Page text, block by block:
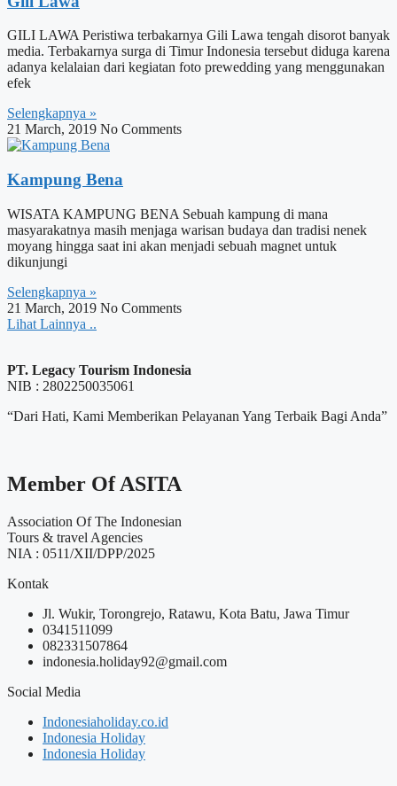
GILI LAWA Peristiwa terbakarnya Gili Lawa tengah disorot banyak
media. Terbakarnya surga di Timur Indonesia tersebut diduga karena
adanya kelalaian dari kegiatan foto prewedding yang menggunakan
efek
Selengkapnya »
21 March, 2019 No Comments
Kampung Bena
WISATA KAMPUNG BENA Sebuah kampung di mana
masyarakatnya masih menjaga warisan budaya dan tradisi nenek
moyang hingga saat ini akan menjadi sebuah magnet untuk
dikunjungi
Selengkapnya »
21 March, 2019 No Comments
Lihat Lainnya ..
PT. Legacy Tourism Indonesia
NIB : 2802250035061
“Dari Hati, Kami Memberikan Pelayanan Yang Terbaik Bagi Anda”
Member Of ASITA
Association Of The Indonesian
Tours & travel Agencies
NIA : 0511/XII/DPP/2025
Kontak
Jl. Wukir, Torongrejo, Ratawu, Kota Batu, Jawa Timur
0341511099
082331507864
indonesia.holiday92@gmail.com
Social Media
Indonesiaholiday.co.id
Indonesia Holiday
Indonesia Holiday